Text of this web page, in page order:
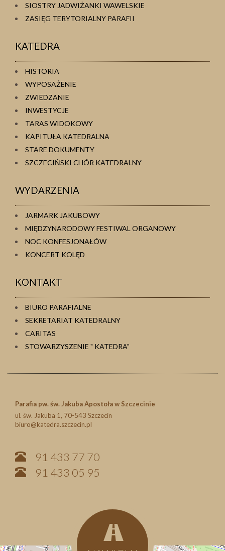
SIOSTRY JADWIŻANKI WAWELSKIE
ZASIĘG TERYTORIALNY PARAFII
KATEDRA
HISTORIA
WYPOSAŻENIE
ZWIEDZANIE
INWESTYCJE
TARAS WIDOKOWY
KAPITUŁA KATEDRALNA
STARE DOKUMENTY
SZCZECIŃSKI CHÓR KATEDRALNY
WYDARZENIA
JARMARK JAKUBOWY
MIĘDZYNARODOWY FESTIWAL ORGANOWY
NOC KONFESJONAŁÓW
KONCERT KOLĘD
KONTAKT
BIURO PARAFIALNE
SEKRETARIAT KATEDRALNY
CARITAS
STOWARZYSZENIE " KATEDRA"
Parafia pw. św. Jakuba Apostoła w Szczecinie
ul. św. Jakuba 1, 70-543 Szczecin
biuro@katedra.szczecin.pl
91 433 77 70
91 433 05 95